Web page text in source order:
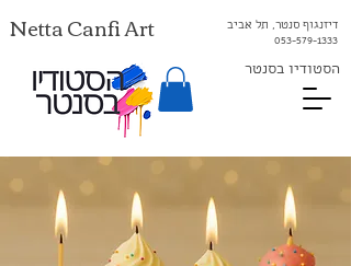
דיזנגוף סנטר, תל אביב
053-579-1333⁩
Netta Canfi Art
הסטודיו בסנטר